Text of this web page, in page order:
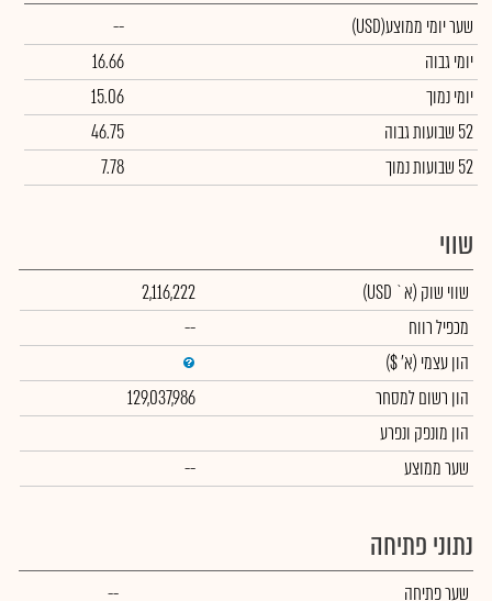
שער יומי ממוצע(USD)
--
יומי גבוה
16.66
יומי נמוך
15.06
52 שבועות גבוה
46.75
52 שבועות נמוך
7.78
שווי
שווי שוק (א` USD)
2,116,222
מכפיל רווח
--
הון עצמי (א' $)
הון רשום למסחר
129,037,986
הון מונפק ונפרע
שער ממוצע
--
נתוני פתיחה
שער פתיחה --